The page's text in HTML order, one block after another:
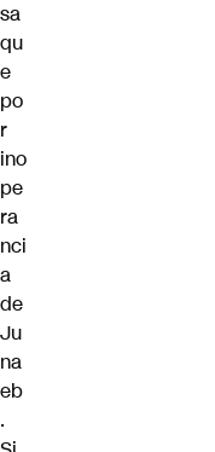
sa
qu
e
po
r
ino
pe
ra
nci
a
de
Ju
na
eb
.